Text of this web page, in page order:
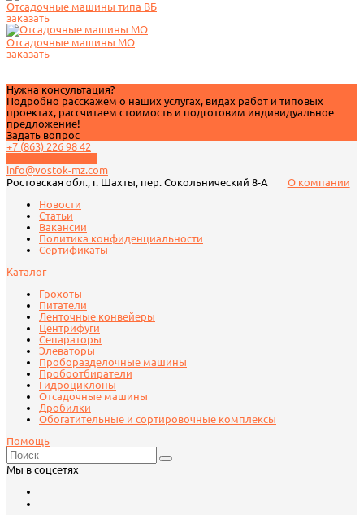
Отсадочные машины типа ВБ
заказать
Отсадочные машины МО
заказать
Нужна консультация?
Подробно расскажем о наших услугах, видах работ и типовых
проектах, рассчитаем стоимость и подготовим индивидуальное
предложение!
Задать вопрос
+7 (863) 226 98 42
info@vostok-mz.com
Ростовская обл., г. Шахты, пер. Сокольнический 8-А
О компании
Новости
Статьи
Вакансии
Политика конфиденциальности
Сертификаты
Каталог
Грохоты
Питатели
Ленточные конвейеры
Центрифуги
Сепараторы
Элеваторы
Проборазделочные машины
Пробоотбиратели
Гидроциклоны
Отсадочные машины
Дробилки
Обогатительные и сортировочные комплексы
Помощь
Мы в соцсетях